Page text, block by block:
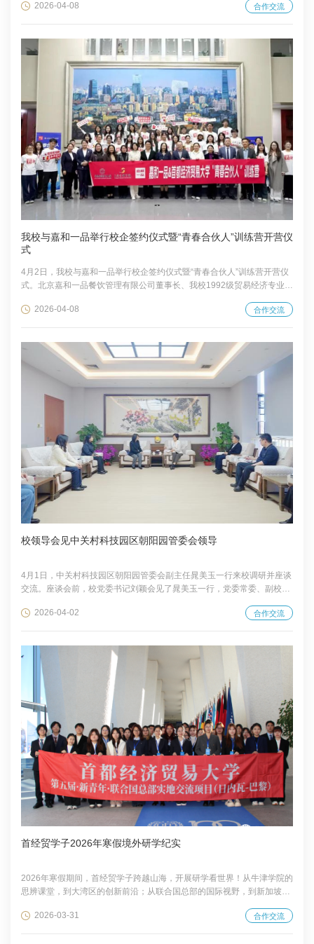
经贸党委副书记欧阳沁代表双方签署协议。 为进一步深化校企合作，发挥
流、人才培养及地铁商业开发等领域开展全方位深度合作。 北京市基础设
施投资有限公司是由北京市...
合作交流
2026-04-08
我校与嘉和一品举行校企签约仪式暨“青春合伙人”训练营开营仪
式
4月2日，我校与嘉和一品举行校企签约仪式暨“青春合伙人”训练营开营仪
式。北京嘉和一品餐饮管理有限公司董事长、我校1992级贸易经济专业校
年来凝练出成熟有效、可复制推广的校企协同育人工作范式，推动了课堂
是学校深化创新创业教育的积极探索。他希望同学们珍惜机会，在实践中
增长才干，培育创新精神，提升创新...
合作交流
2026-04-08
校领导会见中关村科技园区朝阳园管委会领导
4月1日，中关村科技园区朝阳园管委会副主任晁美玉一行来校调研并座谈
交流。座谈会前，校党委书记刘颖会见了晁美玉一行，党委常委、副校长
都发展同频共振，主动融入朝阳区发展大局，在人才培养、科技创新、社
方围绕校地协同创新、产学研深度融合、科技金融服务、国际人才培养、
科研成果转化等重点领域...
合作交流
2026-04-02
首经贸学子2026年寒假境外研学纪实
2026年寒假期间，首经贸学子跨越山海，开展研学看世界！从牛津学院的
思辨课堂，到大湾区的创新前沿；从联合国总部的国际视野，到新加坡的
我的重塑。在世界舞台中央，首经贸学子以自信姿态讲述中国故事，用脚
合作交流
2026-03-31